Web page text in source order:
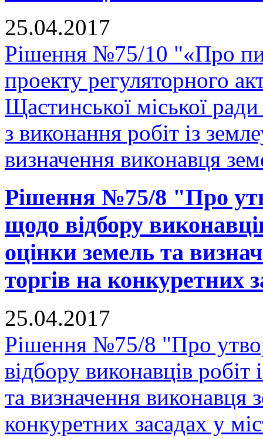
25.04.2017
Рішення №75/10 "«Про
проекту регуляторного
Щастинської міської
з виконання робіт із
визначення виконавця
Рішення №75/8 "Про
щодо відбору
оцінки земель та
торгів на конкуретних
25.04.2017
Рішення №75/8 "Про
відбору виконавців
та визначення виконавця
конкуретних засадах у